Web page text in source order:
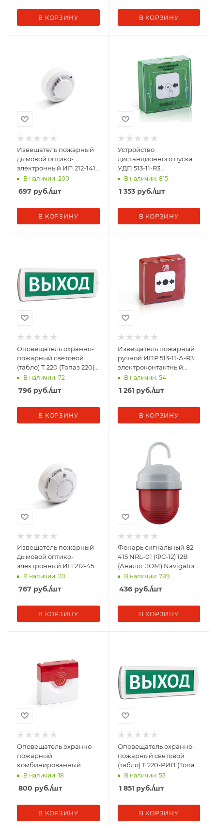
В КОРЗИНУ В КОРЗИНУ
Извещатель пожарный
дымовой оптико-
электронный ИП 212-141
V1.04 Рубеж Rbz-338653
В наличии: 200
697 руб./шт
В КОРЗИНУ
Устройство
дистанционного пуска
УДП 513-11-R3
"Аварийный выход" зел.
Рубеж Rbz-120530
В наличии: 815
1 353руб./шт
В КОРЗИНУ
Оповещатель охранно-
пожарный световой
(табло) Т 220 (Топаз 220)
"Выход" зел. фон SLT
В наличии: 72
796 руб./шт
В КОРЗИНУ
Извещатель пожарный
ручной ИПР 513-11-А-R3
электроконтактный
адресный Рубеж Rbz-
В наличии: 54
1 261руб./шт
В КОРЗИНУ
Извещатель пожарный
дымовой оптико-
электронный ИП 212-45
V1.04 Рубеж Rbz-338654
В наличии: 20
767 руб./шт
В КОРЗИНУ
Фонарь сигнальный 82
415 NRL-01 (ФС-12) 12В
(Аналог ЗОМ) Navigator
82415
В наличии: 789
436руб./шт
В КОРЗИНУ
Оповещатель охранно-
пожарный
комбинированный
свето-звуковой ОПОП
124-7 12В корпус бел./
красн. Рубеж
В наличии: 18
800 руб./шт
В КОРЗИНУ
Оповещатель охранно-
пожарный световой
(табло) Т 220-РИП (Топаз
220-РИП) "Выход" с
аккум. зел. фон SL
В наличии: 53
1 851руб./шт
В КОРЗИНУ